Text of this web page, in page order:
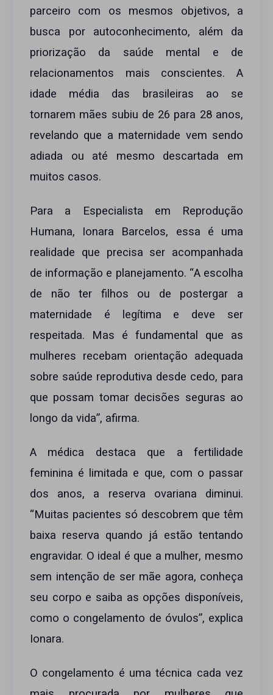
parceiro com os mesmos objetivos, a
busca por autoconhecimento, além da
priorização da saúde mental e de
relacionamentos mais conscientes. A
idade média das brasileiras ao se
tornarem mães subiu de 26 para 28 anos,
revelando que a maternidade vem sendo
adiada ou até mesmo descartada em
muitos casos.
Para a Especialista em Reprodução
Humana, Ionara Barcelos, essa é uma
realidade que precisa ser acompanhada
de informação e planejamento. “A escolha
de não ter filhos ou de postergar a
maternidade é legítima e deve ser
respeitada. Mas é fundamental que as
mulheres recebam orientação adequada
sobre saúde reprodutiva desde cedo, para
que possam tomar decisões seguras ao
longo da vida”, afirma.
A médica destaca que a fertilidade
feminina é limitada e que, com o passar
dos anos, a reserva ovariana diminui.
“Muitas pacientes só descobrem que têm
baixa reserva quando já estão tentando
engravidar. O ideal é que a mulher, mesmo
sem intenção de ser mãe agora, conheça
seu corpo e saiba as opções disponíveis,
como o congelamento de óvulos”, explica
Ionara.
O congelamento é uma técnica cada vez